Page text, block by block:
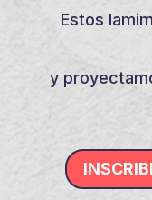
Estos
y